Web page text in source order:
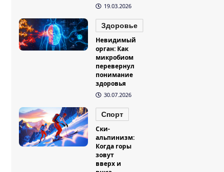
19.03.2026
Здоровье
Невидимый
орган: Как
микробиом
перевернул
понимание
здоровья
30.07.2026
Спорт
Ски-
альпинизм:
Когда горы
зовут
вверх и